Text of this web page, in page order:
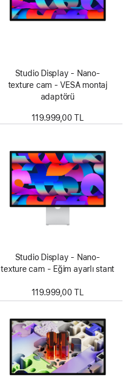
Studio Display - Nano-
texture cam - VESA montaj
adaptörü
119.999,00 TL
Studio Display - Nano-
texture cam - Eğim ayarlı stant
119.999,00 TL